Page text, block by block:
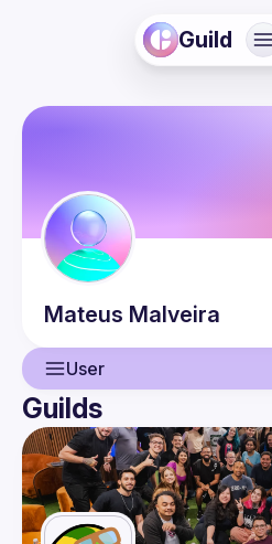
Guild
Mateus Malveira
User
User
Events
Guilds
Guilds